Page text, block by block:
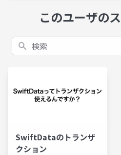
このユーザの
検索
SwiftDataのトランザ
クション